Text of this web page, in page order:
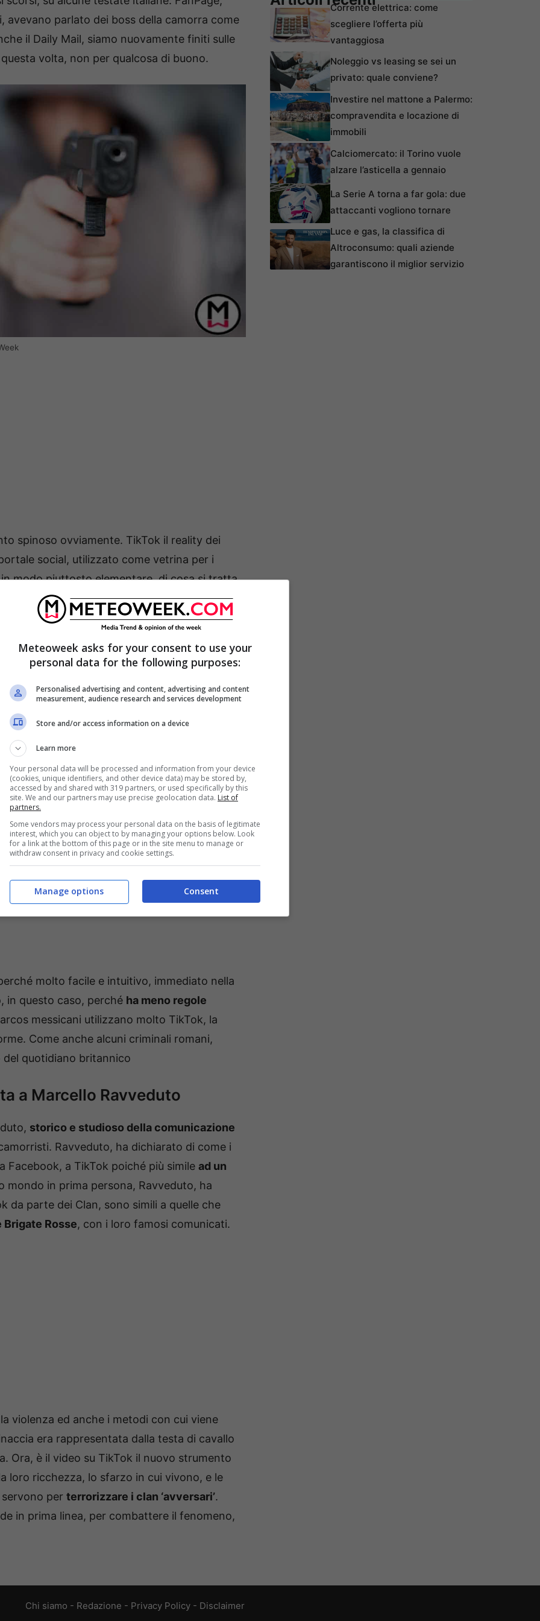
avevano parlato dei boss della camorra come
il Daily Mail, siamo nuovamente finiti sulle
volta, non per qualcosa di buono.
spinoso ovviamente. TikTok il reality dei
social, utilizzato come vetrina per i
modo piuttosto elementare, di cosa si tratta,
, che ha sede in Campania, quindi nel dettaglio
ostenterebbero lo stile di vita
esclusivi. Sul social, si vedono figli di boss
tra Clan o il famoso video di ‘O Malese’ su
di un uomo, legato ad un clan, e dichiarano
avvertita la Polizia, dando lorouna sorta di
proprio questo social
molto facile e intuitivo, immediato nella
in questo caso, perché ha meno regole
messicani utilizzano molto TikTok, la
Come anche alcuni criminali romani,
del quotidiano britannico
a Marcello Ravveduto
storico e studioso della comunicazione
Ravveduto, ha dichiarato di come i
a TikTok poiché più simile ad un
mondo in prima persona, Ravveduto, ha
da parte dei Clan, sono simili a quelle che
Brigate Rosse, con i loro famosi comunicati.
violenza ed anche i metodi con cui viene
era rappresentata dalla testa di cavallo
Ora, è il video su TikTok il nuovo strumento
loro ricchezza, lo sfarzo in cui vivono, e le
per terrorizzare i clan ‘avversari’.
in prima linea, per combattere il fenomeno,
Corrente elettrica: come
scegliere l’offerta più
vantaggiosa
Noleggio vs leasing se sei un
privato: quale conviene?
Investire nel mattone a Palermo:
compravendita e locazione di
immobili
Calciomercato: il Torino vuole
alzare l’asticella a gennaio
La Serie A torna a far gola: due
attaccanti vogliono tornare
Luce e gas, la classifica di
Altroconsumo: quali aziende
garantiscono il miglior servizio
Chi siamo - Redazione - Privacy Policy - Disclaimer
Meteoweek asks for your consent to use your
personal data for the following purposes:
Personalised advertising and content, advertising and content
measurement, audience research and services development
Store and/or access information on a device
Learn more
Your personal data will be processed and information from your device
(cookies, unique identifiers, and other device data) may be stored by,
accessed by and shared with 319 partners, or used specifically by this
site. We and our partners may use precise geolocation data. List of
partners.
Some vendors may process your personal data on the basis of legitimate
interest, which you can object to by managing your options below. Look
for a link at the bottom of this page or in the site menu to manage or
withdraw consent in privacy and cookie settings.
Consent
Manage options